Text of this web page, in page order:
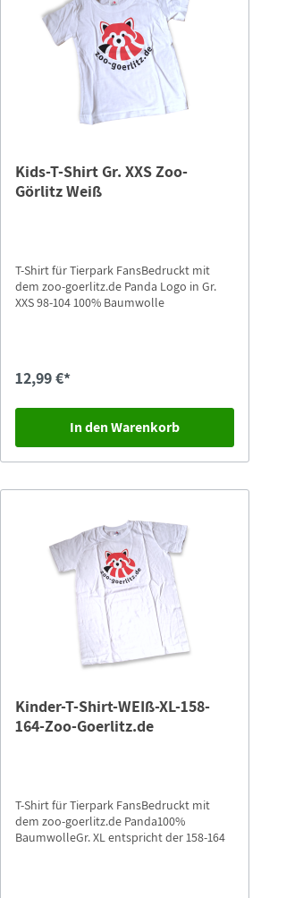
Kids-T-Shirt Gr. XXS Zoo-
Görlitz Weiß
T-Shirt für Tierpark FansBedruckt mit
dem zoo-goerlitz.de Panda Logo in Gr.
XXS 98-104 100% Baumwolle
12,99 €*
In den Warenkorb
Kinder-T-Shirt-WEIß-XL-158-
164-Zoo-Goerlitz.de
T-Shirt für Tierpark FansBedruckt mit
dem zoo-goerlitz.de Panda100%
BaumwolleGr. XL entspricht der 158-164